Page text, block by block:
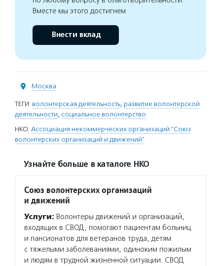
Вместе мы этого достигнем
Внести вклад
Москва
ТЕГИ: волонтерская деятельность, развитие волонтерской
деятельности, социальное волонтерство
НКО: Ассоциация некоммерческих организаций "Союз
волонтерских организаций и движений"
Узнайте больше в каталоге НКО
Союз волонтерских организаций
и движений
Услуги: Волонтеры движений и организаций,
входящих в СВОД, помогают пациентам больниц
и пансионатов для ветеранов труда, детям
с тяжелыми заболеваниями, одиноким пожилым
и людям в трудной жизненной ситуации. СВОД